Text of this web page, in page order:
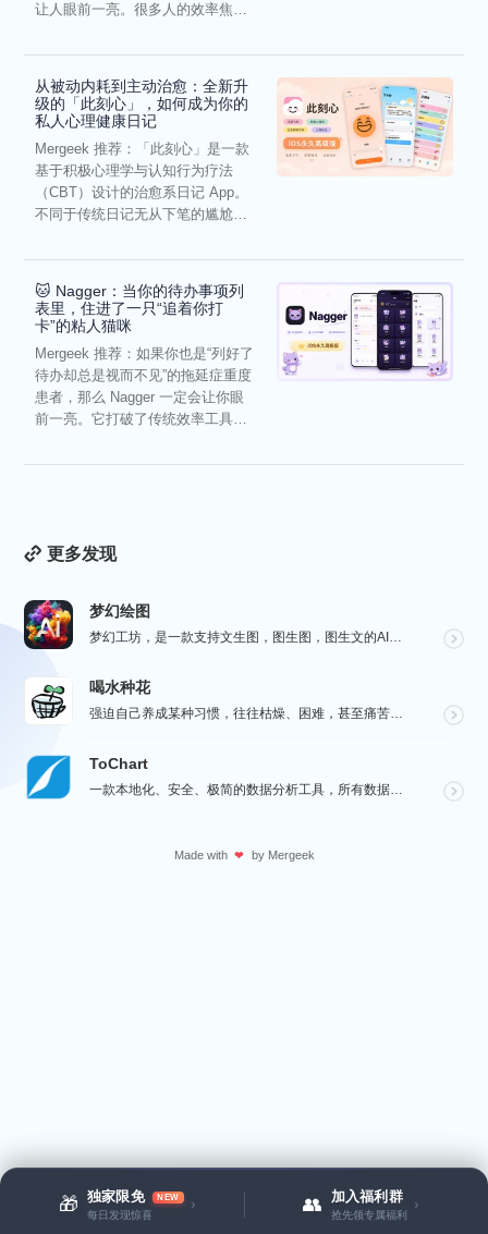
🎁 独家限免 NEW
每日发现惊喜
› 👥 加入福利群
抢先领专属福利
›
让人眼前一亮。很多人的效率焦
从被动内耗到主动治愈：全新升
级的「此刻心」，如何成为你的
私人心理健康日记
Mergeek 推荐：「此刻心」是一款
基于积极心理学与认知行为疗法
（CBT）设计的治愈系日记 App。
不同于传统日记无从下笔的尴尬，
🐱 Nagger：当你的待办事项列
表里，住进了一只“追着你打
卡”的粘人猫咪
Mergeek 推荐：如果你也是“列好了
待办却总是视而不见”的拖延症重度
患者，那么 Nagger 一定会让你眼
前一亮。它打破了传统效率工具冰
更多发现
梦幻绘图
梦幻工坊，是一款支持文生图，图生图，图生文的AI绘图工具，不需要魔法就可以使用各种 AI 工具，也不...
喝水种花
强迫自己养成某种习惯，往往枯燥、困难，甚至痛苦。而喝水种花旨在通过种花这种游戏的方式，让您在养成喝水...
ToChart
一款本地化、安全、极简的数据分析工具，所有数据处理均在您的设备上完成，绝不离开本地。Windows、...
Made with ❤ by Mergeek